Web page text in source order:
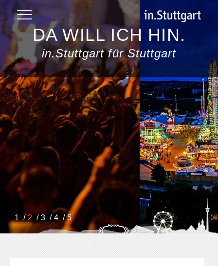
DA WILL ICH HIN.
in.Stuttgart für Stuttgart
1 2 3 4 5